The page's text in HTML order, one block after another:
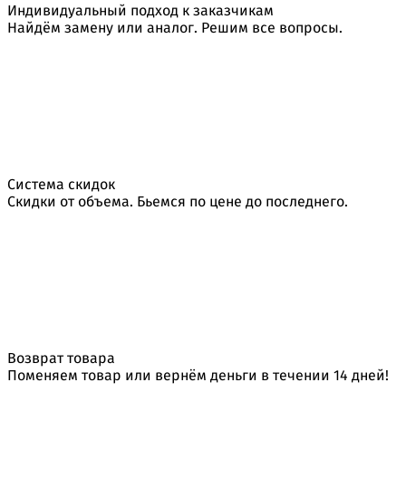
Индивидуальный подход к заказчикам
Найдём замену или аналог. Решим все вопросы.
Система скидок
Скидки от объема. Бьемся по цене до последнего.
Возврат товара
Поменяем товар или вернём деньги в течении 14 дней!